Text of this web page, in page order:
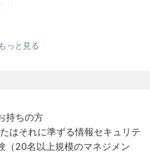
た売上高は、2024年度に約
グロース市場へ上場しました。
ホールディングスと西友の経
後の戦略として①既存店改革②
テールメディア展開の4つの
災保険、雇用保険、厚生年金保
煙
給与等級及び配属先による
休暇）： 年間10日
もっと見る
持ちの方
はそれに準ずる情報セキュリテ
（20名以上規模のマネジメン